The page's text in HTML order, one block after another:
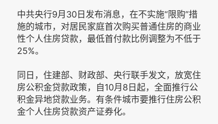
中共央行9月30日发布消息，在不实施“限购”措
施的城市，对居民家庭首次购买普通住房的商业
性个人住房贷款，最低首付款比例调整为不低于
25%。
同日，住建部、财政部、央行联手发文，放宽住
房公积金贷款政策，自10月8日起，全面推行公
积金异地贷款业务。有条件城市要推行住房公积
金个人住房贷款资产证券化。